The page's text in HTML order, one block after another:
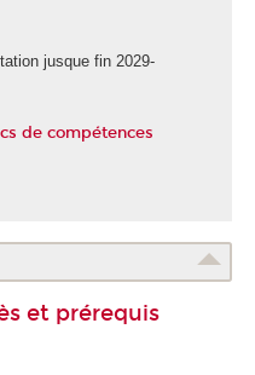
jusque fin 2029-
de compétences
et prérequis